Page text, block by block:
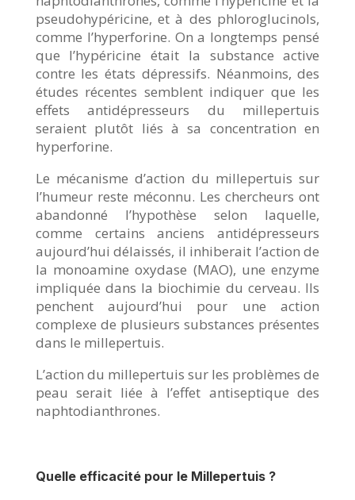
pseudohypéricine, et à des phloroglucinols,
comme l’hyperforine. On a longtemps pensé
que l’hypéricine était la substance active
contre les états dépressifs. Néanmoins, des
études récentes semblent indiquer que les
effets antidépresseurs du millepertuis
seraient plutôt liés à sa concentration en
hyperforine.
Le mécanisme d’action du millepertuis sur
l’humeur reste méconnu. Les chercheurs ont
abandonné l’hypothèse selon laquelle,
comme certains anciens antidépresseurs
aujourd’hui délaissés, il inhiberait l’action de
la monoamine oxydase (MAO), une enzyme
impliquée dans la biochimie du cerveau. Ils
penchent aujourd’hui pour une action
complexe de plusieurs substances présentes
dans le millepertuis.
L’action du millepertuis sur les problèmes de
peau serait liée à l’effet antiseptique des
naphtodianthrones.
Quelle efficacité pour le Millepertuis ?